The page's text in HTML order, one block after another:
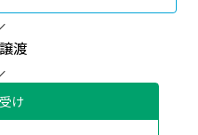
渡
け